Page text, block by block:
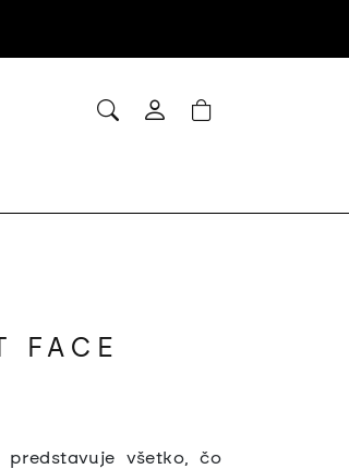
HĽADAŤNÁKUPNÝ
FACE
všetko, čo